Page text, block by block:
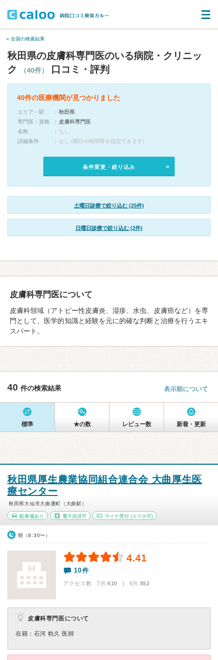
« 全国の検索結果
秋田県の皮膚科専門医のいる病院・クリニッ
ク
（40件） 口コミ・評判
40件の医療機関が見つかりました
エリア・駅
秋田県
専門医・資格
皮膚科専門医
名称
なし
詳細条件
なし (曜日や時間帯を指定できます)
条件変更・絞り込み
土曜日診療で絞り込む (25件)
日曜日診療で絞り込む (2件)
皮膚科専門医について
皮膚科領域（アトピー性皮膚炎、湿疹、水虫、皮膚癌など）を専
門として、医学的知識と経験を元に的確な判断と治療を行うエキ
スパート。
40 件の検索結果 表示順について
標準 ★の数 レビュー数 新着・更新
秋田県厚生農業協同組合連合会 大曲厚生医
療センター
秋田県大仙市大曲通町（大曲駅）
駐車場あり 電子決済可 マイナ受付 (スマホ可)
朝（8:30〜）
4.41
10件
アクセス数 7月:610 | 6月:852
皮膚科専門医について
在籍：石河 軌久 医師